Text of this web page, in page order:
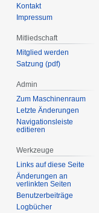
Kontakt
Impressum
Mitliedschaft
Mitglied werden
Satzung (pdf)
Admin
Zum Maschinenraum
Letzte Änderungen
Navigationsleiste
editieren
Werkzeuge
Links auf diese Seite
Änderungen an
verlinkten Seiten
Benutzerbeiträge
Logbücher